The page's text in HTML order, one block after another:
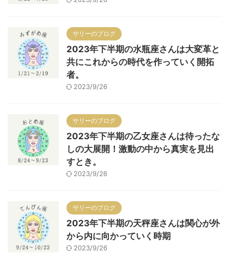
サリーのブログ
2023年下半期の水瓶座さんは大変革と
共にこれからの時代を作っていく開拓
者。
2023/9/26
サリーのブログ
2023年下半期の乙女座さんは待ったな
しの大展開！激動の中から真実を見出
すとき。
2023/9/26
サリーのブログ
2023年下半期の天秤座さんは関心が外
から内に向かっていく時期
2023/9/26